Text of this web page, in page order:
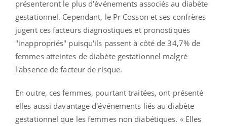
présenteront le plus d'événements associés au diabète
gestationnel. Cependant, le Pr Cosson et ses confrères
jugent ces facteurs diagnostiques et pronostiques
"inappropriés" puisqu'ils passent à côté de 34,7% de
femmes atteintes de diabète gestationnel malgré
l'absence de facteur de risque.
En outre, ces femmes, pourtant traitées, ont présenté
elles aussi davantage d'événements liés au diabète
gestationnel que les femmes non diabétiques. « Elles